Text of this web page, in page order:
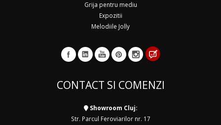
Grija pentru mediu
Expozitii
Melodiile Jolly
CONTACT SI COMENZI
Showroom Cluj:
Str. Parcul Feroviarilor nr. 17